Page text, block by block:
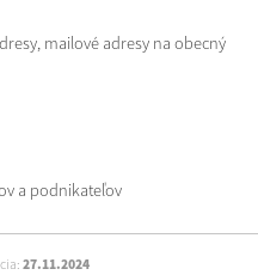
mailové adresy na obecný
a podnikateľov
27.11.2024